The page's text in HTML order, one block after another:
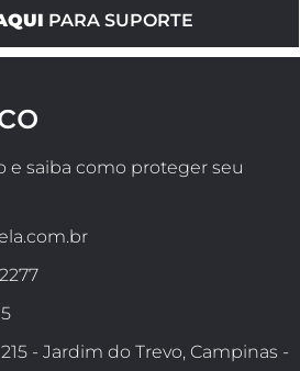
PARA SUPORTE
e saiba como proteger seu
- Jardim do Trevo, Campinas -